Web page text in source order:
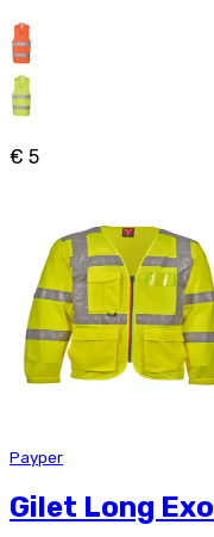
€ 5
Payper
Gilet Long Exo